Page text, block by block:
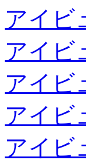
アイビ
アイビ
アイビ
アイビ
アイビ